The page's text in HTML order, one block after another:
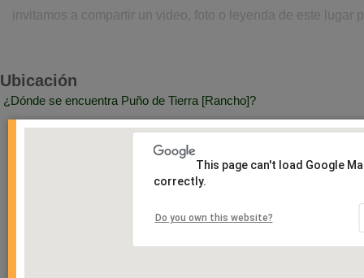
invitamos a compartir un video, foto o leyenda de este lugar
Ubicación
¿Dónde se encuentra Puño de Tierra [Rancho]?
This page can't load Google
correctly.
Do you own this website?